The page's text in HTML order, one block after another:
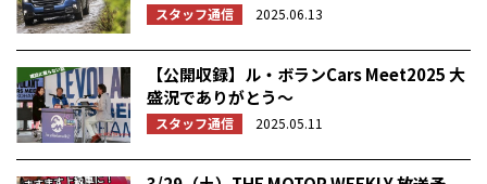
スタッフ通信 2025.06.13
【公開収録】ル・ボランCars Meet2025 大
盛況でありがとう〜
スタッフ通信 2025.05.11